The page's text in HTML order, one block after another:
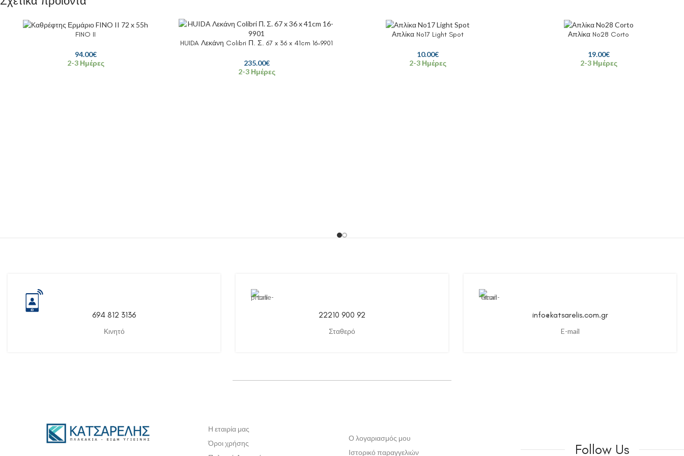
FINO II
94.00€
2-3 Ημέρες
HUIDA Λεκάνη Colibri Π. Σ. 67 x 36 x 41cm 16-9901
235.00€
2-3 Ημέρες
Απλίκα No17 Light Spot
10.00€
2-3 Ημέρες
Απλίκα No28 Corto
19.00€
2-3 Ημέρες
694 812 3136
Κινητό
22210 900 92
Σταθερό
info@katsarelis.com.gr
E-mail
Η εταιρία μας
Όροι χρήσης
Ο λογαριασμός μου
Ιστορικό παραγγελιών
Follow Us